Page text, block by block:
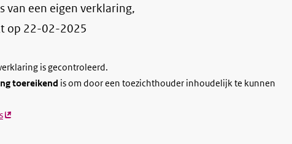
van een eigen verklaring,
op 22-02-2025
is gecontroleerd.
toereikend is om door een toezichthouder inhoudelijk te kunnen
(externe